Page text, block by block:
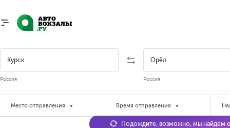
Россия Россия
Место отправления Время отправления
Подождите, возможно, мы найдём